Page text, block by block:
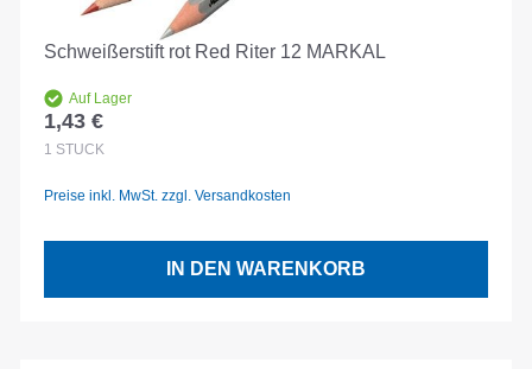
Schweißerstift rot Red Riter 12 MARKAL
Auf Lager
Regulärer Preis:
1,43 €
1 STÜCK
Preise inkl. MwSt. zzgl. Versandkosten
IN DEN WARENKORB